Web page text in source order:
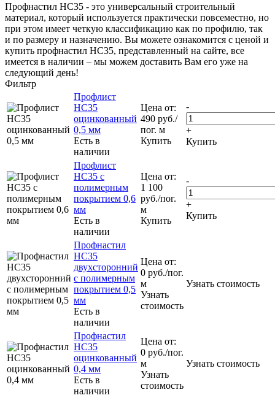
Профнастил НС35 - это универсальный строительный
материал, который используется практически повсеместно, но
при этом имеет четкую классификацию как по профилю, так
и по размеру и назначению. Вы можете ознакомится с ценой и
купить профнастил НС35, представленный на сайте, все
имеется в наличии – мы можем доставить Вам его уже на
следующий день!
Фильтр
Профлист
НС35
оцинкованный
0,5 мм
Есть в
наличии
Цена от:
490 руб./
пог. м
Купить
-
+
Купить
Профлист
НС35 с
полимерным
покрытием 0,6
мм
Есть в
наличии
Цена от:
1 100
руб./пог.
м
Купить
-
+
Купить
Профнастил
НС35
двухсторонний
с полимерным
покрытием 0,5
мм
Есть в
наличии
Цена от:
0 руб./пог.
м
Узнать
стоимость
Узнать стоимость
Профнастил
НС35
оцинкованный
0,4 мм
Есть в
наличии
Цена от:
0 руб./пог.
м
Узнать
стоимость
Узнать стоимость